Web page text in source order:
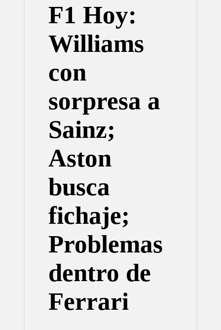
F1 Hoy:
Williams
con
sorpresa a
Sainz;
Aston
busca
fichaje;
Problemas
dentro de
Ferrari